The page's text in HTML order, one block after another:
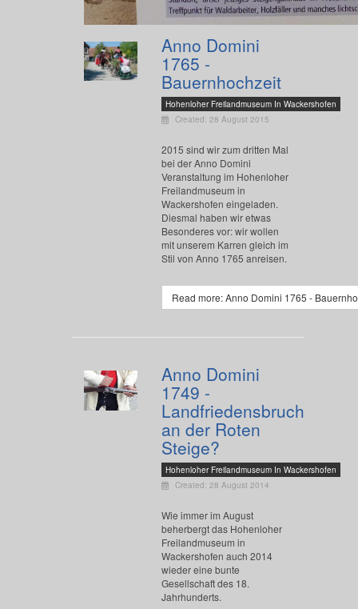
Anno Domini
1765 -
Bauernhochzeit
Hohenloher Freilandmuseum In Wackershofen
Created: 28 August 2015
2015 sind wir zum dritten Mal
bei der Anno Domini
Veranstaltung im Hohenloher
Freilandmuseum in
Wackershofen eingeladen.
Diesmal haben wir etwas
Besonderes vor: wir wollen
mit unserem Karren gleich im
Stil von Anno 1765 anreisen.
Read more: Anno Domini 1765 -
Anno Domini
1749 -
Landfriedensbruch
an der Roten
Steige?
Hohenloher Freilandmuseum In Wackershofen
Created: 28 August 2014
Wie immer im August
beherbergt das Hohenloher
Freilandmuseum in
Wackershofen auch 2014
wieder eine bunte
Gesellschaft des 18.
Jahrhunderts.